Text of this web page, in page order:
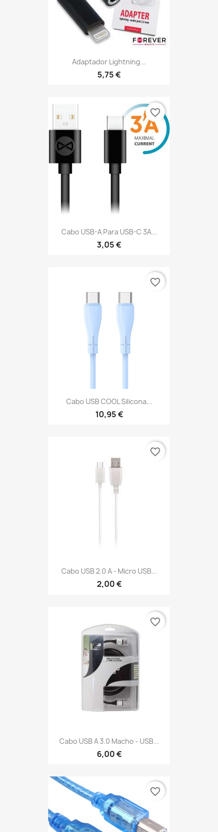
Adaptador Lightning...
5,75 €
Cabo USB-A Para USB-C 3A...
3,05 €
favorite_border
Cabo USB COOL Silicona...
10,95 €
favorite_border
Cabo USB 2.0 A - Micro USB...
2,00 €
favorite_border
Cabo USB A 3.0 Macho - USB...
6,00 €
favorite_border
favorite_border